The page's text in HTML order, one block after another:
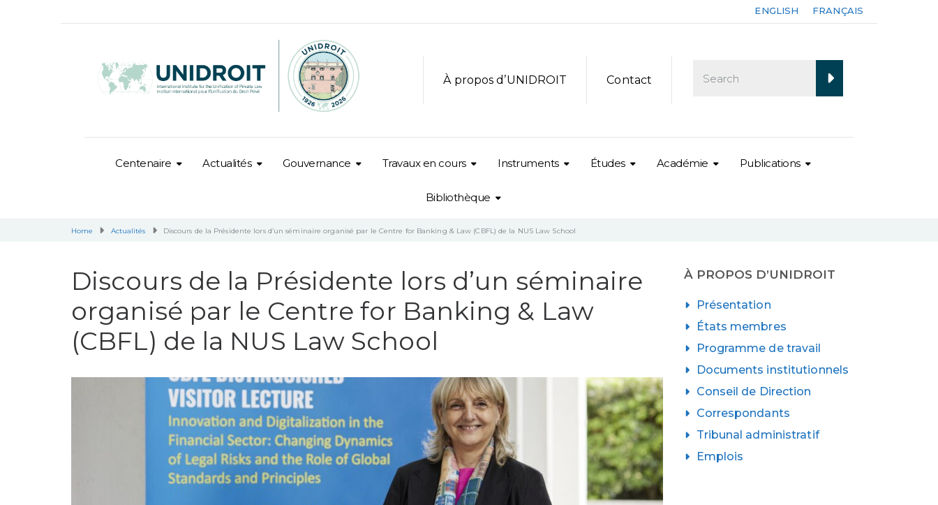
ENGLISH FRANÇAIS
À propos d’UNIDROIT Contact
Centenaire Actualités Gouvernance Travaux en cours Instruments Études Académie Publications
Bibliothèque
Home Actualités Discours de la Présidente lors d’un séminaire organisé par le Centre for Banking & Law (CBFL) de la NUS Law School
Discours de la Présidente lors d’un séminaire
organisé par le Centre for Banking & Law
(CBFL) de la NUS Law School
À PROPOS D’UNIDROIT
Présentation
États membres
Programme de travail
Documents institutionnels
Conseil de Direction
Correspondants
Tribunal administratif
Emplois